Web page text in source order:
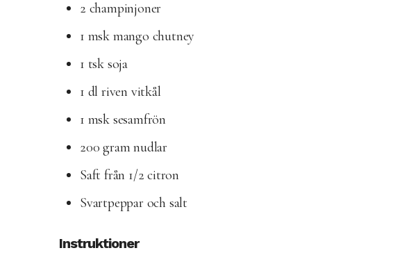
2 champinjoner
1 msk mango chutney
1 tsk soja
1 dl riven vitkål
1 msk sesamfrön
200 gram nudlar
Saft från 1/2 citron
Svartpeppar och salt
Instruktioner